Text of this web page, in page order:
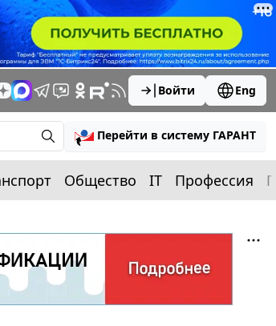
Войти Eng
Перейти в систему ГАРАНТ
Общество IT Профессия